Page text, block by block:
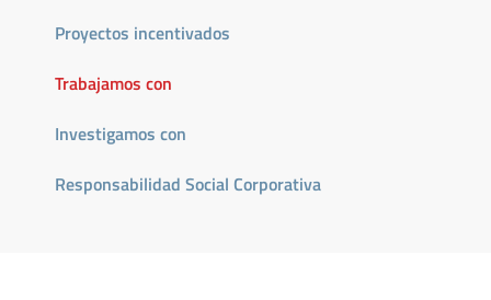
Proyectos incentivados
Trabajamos con
Investigamos con
Responsabilidad Social Corporativa